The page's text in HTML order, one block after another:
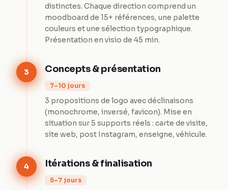
distinctes. Chaque direction comprend un
moodboard de 15+ références, une palette
couleurs et une sélection typographique.
Présentation en visio de 45 min.
3 Concepts & présentation
7–10 jours
3 propositions de logo avec déclinaisons
(monochrome, inversé, favicon). Mise en
situation sur 5 supports réels : carte de visite,
site web, post Instagram, enseigne, véhicule.
4 Itérations & finalisation
5–7 jours